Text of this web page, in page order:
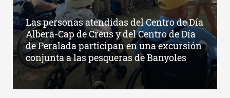
Las personas atendidas del Centro de Día
Albera-Cap de Creus y del Centro de Día
de Peralada participan en una excursión
conjunta a las pesqueras de Banyoles